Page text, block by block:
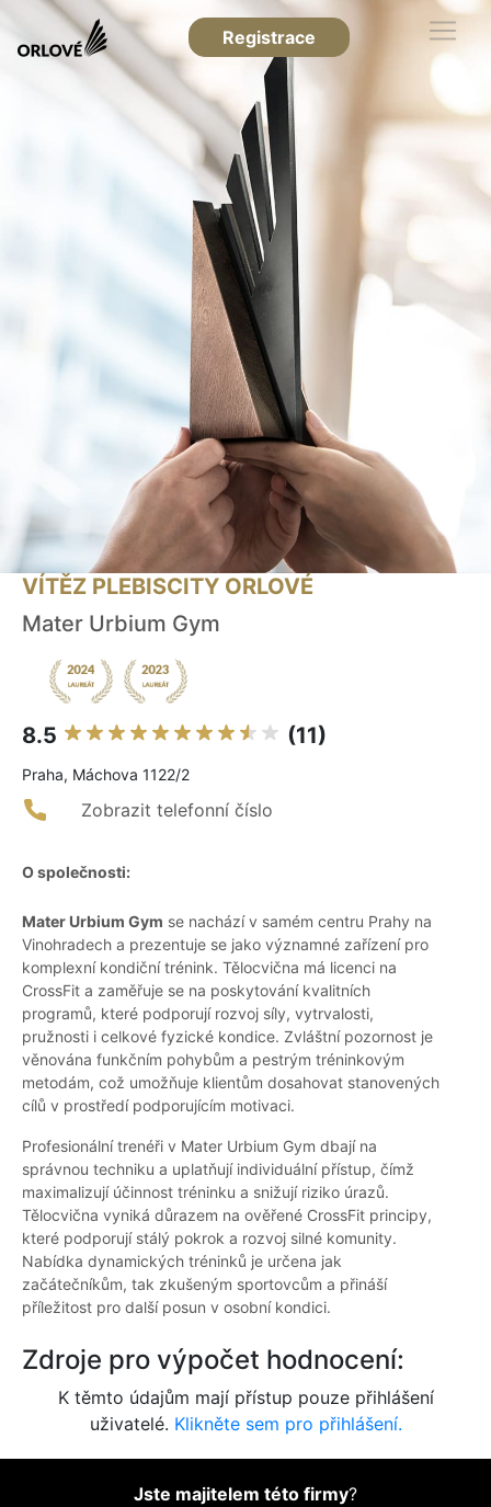
Registrace
VÍTĚZ PLEBISCITY ORLOVÉ
Mater Urbium Gym
8.5 (11)
Praha, Máchova 1122/2
Zobrazit telefonní číslo
O společnosti:
Mater Urbium Gym se nachází v samém centru Prahy na
Vinohradech a prezentuje se jako významné zařízení pro
komplexní kondiční trénink. Tělocvična má licenci na
CrossFit a zaměřuje se na poskytování kvalitních
programů, které podporují rozvoj síly, vytrvalosti,
pružnosti i celkové fyzické kondice. Zvláštní pozornost je
věnována funkčním pohybům a pestrým tréninkovým
metodám, což umožňuje klientům dosahovat stanovených
cílů v prostředí podporujícím motivaci.
Profesionální trenéři v Mater Urbium Gym dbají na
správnou techniku a uplatňují individuální přístup, čímž
maximalizují účinnost tréninku a snižují riziko úrazů.
Tělocvična vyniká důrazem na ověřené CrossFit principy,
které podporují stálý pokrok a rozvoj silné komunity.
Nabídka dynamických tréninků je určena jak
začátečníkům, tak zkušeným sportovcům a přináší
příležitost pro další posun v osobní kondici.
Zdroje pro výpočet hodnocení:
K těmto údajům mají přístup pouze přihlášení
uživatelé. Klikněte sem pro přihlášení.
Jste majitelem této firmy?